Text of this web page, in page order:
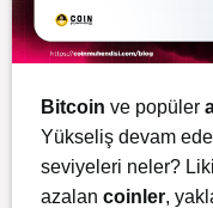
Bitcoin ve popüler
Yükseliş devam
seviyeleri neler?
azalan coinler,